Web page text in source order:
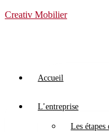
Creativ Mobilier
Accueil
L’entreprise
Les